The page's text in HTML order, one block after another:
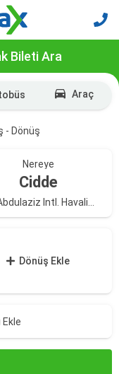
Bileti Ara
Araç
- Dönüş
Nereye
Cidde
Dönüş Ekle